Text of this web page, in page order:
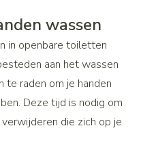
wassen
in openbare toiletten
aan het wassen
te raden om je handen
Deze tijd is nodig om
die zich op je